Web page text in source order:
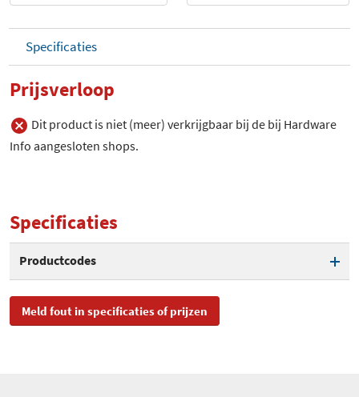
Specificaties
Prijsverloop
Dit product is niet (meer) verkrijgbaar bij de bij Hardware
Info aangesloten shops.
Specificaties
Productcodes
SKU HR-05
Meld fout in specificaties of prijzen